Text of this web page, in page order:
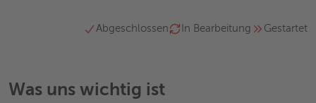
Abgeschlossen In Bearbeitung Gestartet
Was uns wichtig ist